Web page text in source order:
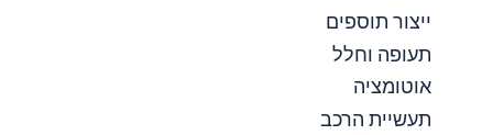
ייצור תוספים
תעופה וחלל
אוטומציה
תעשיית הרכב